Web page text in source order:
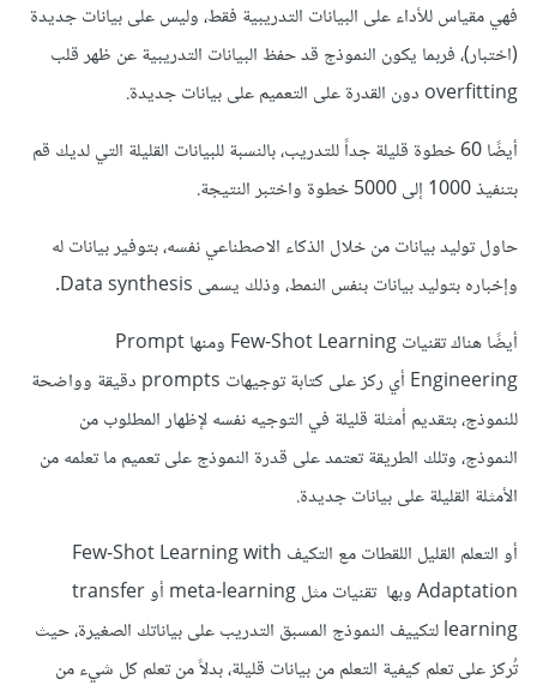
فهي مقياس للأداء على البيانات التدريبية فقط، وليس على بيانات جديدة
(اختبار)، فربما يكون النموذج قد حفظ البيانات التدريبية عن ظهر قلب
overfitting دون القدرة على التعميم على بيانات جديدة.
أيضًا 60 خطوة قليلة جداً للتدريب، بالنسبة للبيانات القليلة التي لديك قم
بتنفيذ 1000 إلى 5000 خطوة واختبر النتيجة.
حاول توليد بيانات من خلال الذكاء الاصطناعي نفسه، بتوفير بيانات له
وإخباره بتوليد بيانات بنفس النمط، وذلك يسمى Data synthesis.
أيضًا هناك تقنيات Few-Shot Learning ومنها Prompt
Engineering أي ركز على كتابة توجيهات prompts دقيقة وواضحة
للنموذج، بتقديم أمثلة قليلة في التوجيه نفسه لإظهار المطلوب من
النموذج، وتلك الطريقة تعتمد على قدرة النموذج على تعميم ما تعلمه من
الأمثلة القليلة على بيانات جديدة.
أو التعلم القليل اللقطات مع التكيف Few-Shot Learning with
Adaptation وبها تقنيات مثل meta-learning أو transfer
learning لتكييف النموذج المسبق التدريب على بياناتك الصغيرة، حيث
تُركز على تعلم كيفية التعلم من بيانات قليلة، بدلاً من تعلم كل شيء من